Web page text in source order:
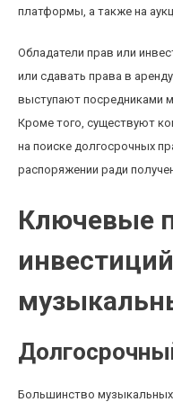
платформы, а также на
Обладатели прав или
или сдавать права в
выступают посредниками
Кроме того, существуют
на поиске долгосрочных
распоряжении ради
Ключевые
Большинство музыкальных